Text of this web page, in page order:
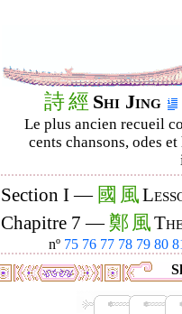
詩經 Shi Jing
Le plus ancien recueil
cents chansons, odes
Section I — 國 風
Chapitre 7 —鄭 風
nº 75 76 77 78 79 80